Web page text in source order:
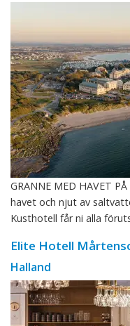
GRANNE MED HAVET
havet och njut av
Kusthotell får ni alla
Elite Hotell
Halland